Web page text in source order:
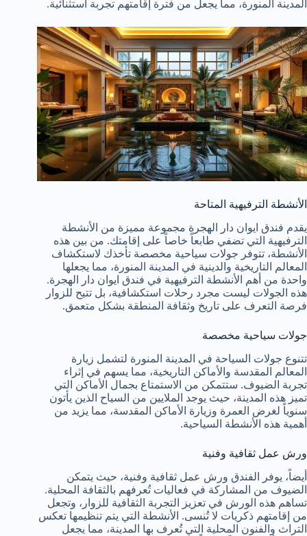
المدينة المنورة، مما يجعل من فترة إقامتهم تجربة استثنائية.
الأنشطة الترفيهية المتاحة
يقدم فندق ايوان دار الهجرة مجموعة مميزة من الأنشطة
الترفيهية التي تضفي طابعاً خاصاً على إقامتك. من بين هذه
الأنشطة، تتوفر جولات سياحية مخصصة تأخذك لاستكشاف
المعالم التاريخية والدينية في المدينة المنورة، مما يجعلها
واحدة من أهم الأنشطة الترفيهية في فندق ايوان دار الهجرة.
هذه الجولات ليست مجرد رحلات استكشافية، بل تتيح للزوار
فرصة التعرف على تاريخ وثقافة المنطقة بشكل متعمق.
جولات سياحية مخصصة
تتنوع جولات السياحة في المدينة المنورة لتشمل زيارة
المعالم المقدسة والأماكن التاريخية، مما يسهم في إثراء
تجربة الضيوف. ستتمكن من الاستمتاع بجمال الأماكن التي
تميز هذه المدينة، حيث يوجد الملايين من السياح الذين يأتون
سنوياً لغرض العمرة وزيارة الأماكن المقدسة، مما يزيد من
أهمية هذه الأنشطة السياحية.
ورش عمل ثقافية وفنية
أيضاً، يوفر الفندق ورش عمل ثقافية وفنية، حيث يتمكن
الضيوف من المشاركة في فعاليات تُعرفهم بالثقافة المحلية.
تساهم هذه الورش في تعزيز التجربة الثقافية للزوار، وتجعل
من إقامتهم ذكريات لا تُنسى. الأنشطة التي يتم تنظيمها تعكس
التراث والفنون المحلية التي تُعرف بها المدينة، مما يجعل